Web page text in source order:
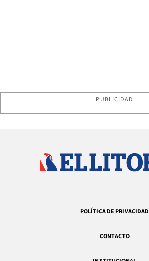
PUBLICIDAD
POLÍTICA DE PRIVACIDAD
CONTACTO